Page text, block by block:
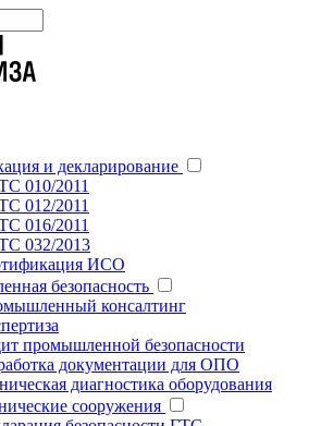
и декларирование
010/2011
012/2011
016/2011
032/2013
ИСО
безопасность
консалтинг
промышленной безопасности
документации для ОПО
диагностика оборудования
сооружения